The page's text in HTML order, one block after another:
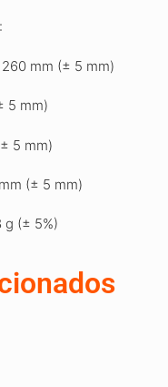
mm (± 5 mm)
5 mm)
5 mm)
(± 5 mm)
g (± 5%)